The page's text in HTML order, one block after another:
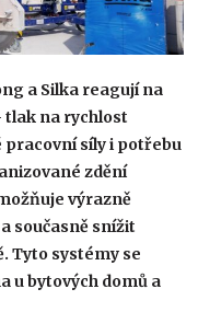
a Silka reagují na
tlak na rychlost
síly i potřebu
zdění
výrazně
současně snížit
Tyto systémy se
u bytových domů a